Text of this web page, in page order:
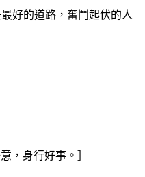
道路，奮鬥起伏的人
行好事。］